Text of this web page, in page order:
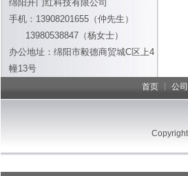
绵阳开门红科技有限公司
手机：13908201655（仲先生）
13980538847（杨女士）
办公地址：绵阳市毅德商贸城C区上4
幢13号
首页 公